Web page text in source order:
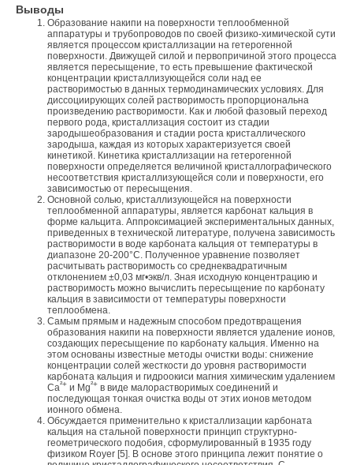
Выводы
Образование накипи на поверхности теплообменной
аппаратуры и трубопроводов по своей физико-химической сути
является процессом кристаллизации на гетерогенной
поверхности. Движущей силой и первопричиной этого процесса
является пересыщение, то есть превышение фактической
концентрации кристаллизующейся соли над ее
растворимостью в данных термодинамических условиях. Для
диссоциирующих солей растворимость пропорциональна
произведению растворимости. Как и любой фазовый переход
первого рода, кристаллизация состоит из стадии
зародышеобразования и стадии роста кристаллического
зародыша, каждая из которых характеризуется своей
кинетикой. Кинетика кристаллизации на гетерогенной
поверхности определяется величиной кристаллографического
несоответствия кристаллизующейся соли и поверхности, его
зависимостью от пересыщения.
Основной солью, кристаллизующейся на поверхности
теплообменной аппаратуры, является карбонат кальция в
форме кальцита. Аппроксимацией экспериментальных данных,
приведенных в технической литературе, получена зависимость
растворимости в воде карбоната кальция от температуры в
диапазоне 20-200°С. Полученное уравнение позволяет
расчитывать растворимость со среднеквадратичным
отклонением ±0,03 мг•экв/л. Зная исходную концентрацию и
растворимость можно вычислить пересыщение по карбонату
кальция в зависимости от температуры поверхности
теплообмена.
Самым прямым и надежным способом предотвращения
образования накипи на поверхности является удаление ионов,
создающих пересыщение по карбонату кальция. Именно на
этом основаны известные методы очистки воды: снижение
концентрации солей жесткости до уровня растворимости
карбоната кальция и гидроокиси магния химическим удалением
Са²+ и Mg²+ в виде малорастворимых соединений и
последующая тонкая очистка воды от этих ионов методом
ионного обмена.
Обсуждается применительно к кристаллизации карбоната
кальция на стальной поверхности принцип структурно-
геометрического подобия, сформулированный в 1935 году
физиком Royer [5]. В основе этого принципа лежит понятие о